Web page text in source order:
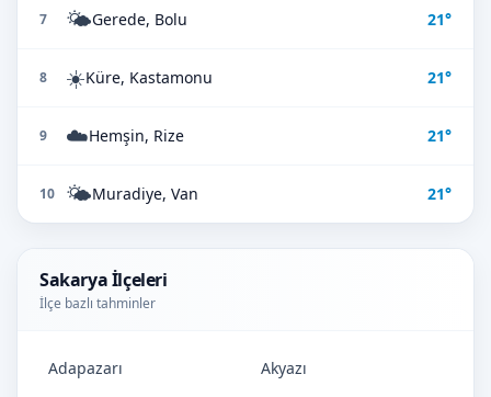
7 🌤️Gerede, Bolu 21°
8 ☀️Küre, Kastamonu 21°
9 ☁️Hemşin, Rize 21°
10 🌤️Muradiye, Van 21°
Sakarya İlçeleri
İlçe bazlı tahminler
Adapazarı Akyazı